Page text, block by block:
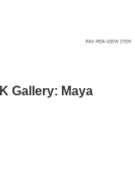
Gallery: Maya